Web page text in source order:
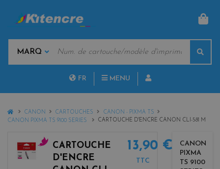
MARQUES
CLÉS
FR MENU
HOMECANON CARTOUCHES
CANON - PIXMA TS
CANON PIXMA TS 9100 SERIES
CARTOUCHE D'ENCRE CANON CLI-581 M
CARTOUCHE
D'ENCRE
13,90 €
TTC
CANON
PIXMA
TS 9100